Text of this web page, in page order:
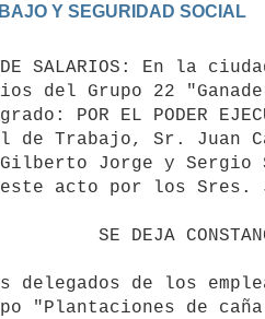
DE SALARIOS: En
del Grupo 22
POR EL PODER
Trabajo, Sr. Juan
Jorge y Sergio
este acto por los Sres.
delegados de los
"Plantaciones de